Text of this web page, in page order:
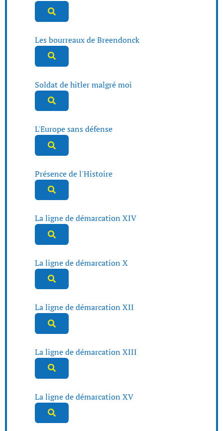
Les bourreaux de Breendonck
Soldat de hitler malgré moi
L'Europe sans défense
Présence de l'Histoire
La ligne de démarcation XIV
La ligne de démarcation X
La ligne de démarcation XII
La ligne de démarcation XIII
La ligne de démarcation XV